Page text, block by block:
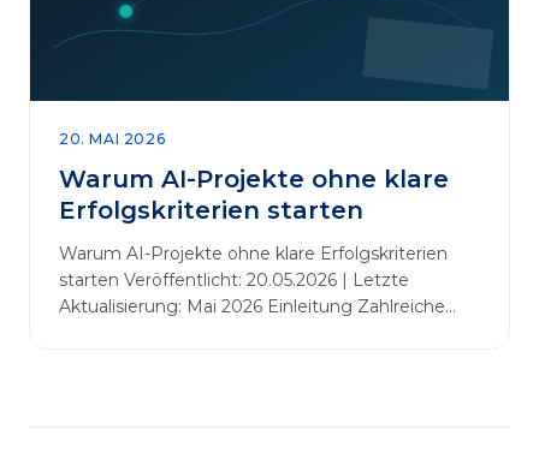
20. MAI 2026
Warum AI-Projekte ohne klare
Erfolgskriterien starten
Warum AI-Projekte ohne klare Erfolgskriterien
starten Veröffentlicht: 20.05.2026 | Letzte
Aktualisierung: Mai 2026 Einleitung Zahlreiche